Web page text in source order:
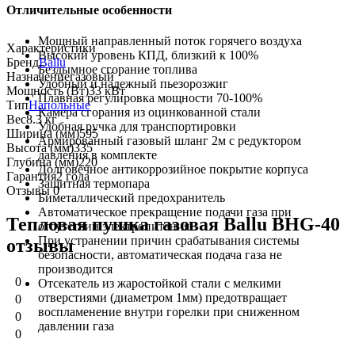
Отличительные особенности
Мощный направленный поток горячего воздуха
Высокий уровень КПД, близкий к 100%
Бездымное сгорание топлива
Удобный и надежный пьезорозжиг
Плавная регулировка мощности 70-100%
Камера сгорания из оцинкованной стали
Удобная ручка для транспортировки
Армированный газовый шланг 2м с редуктором
давления в комплекте
Долговечное антикоррозийное покрытие корпуса
Защитная термопара
Биметаллический предохранитель
Автоматическое прекращение подачи газа при
отсутствии электропитания
При устранении причин срабатывания системы
безопасности, автоматическая подача газа не
производится
Отсекатель из жаростойкой стали с мелкими
отверстиями (диаметром 1мм) предотвращает
воспламенение внутри горелки при сниженном
давлении газа
Характеристики
БрендBallu
Назначениегазовый
Мощность (Вт)33 кВт
ТипНапольные
Вес8.3 кг
Ширина (мм)595
Высота (мм)335
Глубина (мм)220
Гарантия2 года
Отзывы0
Тепловая пушка газовая Ballu BHG-40
отзывы
0
0
0
0